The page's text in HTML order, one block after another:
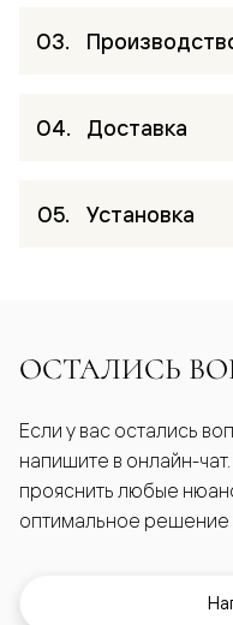
Доставка
Установка
ОСТАЛИСЬ
Если у вас остались
напишите в онлайн-
прояснить любые
оптимальное решение